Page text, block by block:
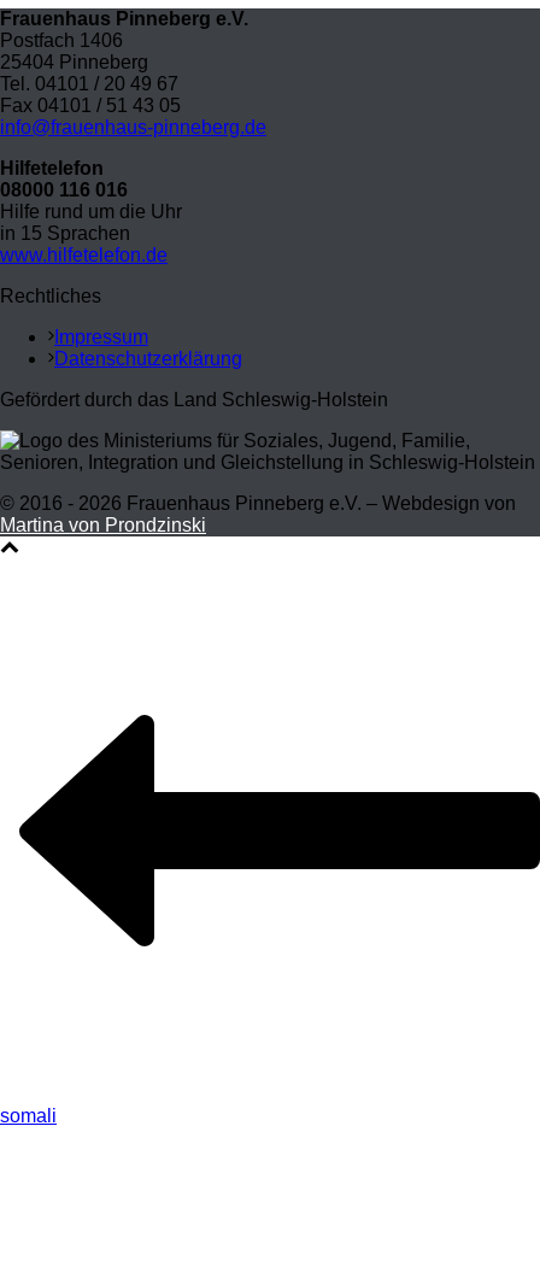
Frauenhaus Pinneberg e.V.
Postfach 1406
25404 Pinneberg
Tel. 04101 / 20 49 67
Fax 04101 / 51 43 05
info@frauenhaus-pinneberg.de
Hilfetelefon
08000 116 016
Hilfe rund um die Uhr
in 15 Sprachen
www.hilfetelefon.de
Rechtliches
Impressum
Datenschutzerklärung
Gefördert durch das Land Schleswig-Holstein
© 2016 - 2026 Frauenhaus Pinneberg e.V. – Webdesign von
Martina von Prondzinski
somali